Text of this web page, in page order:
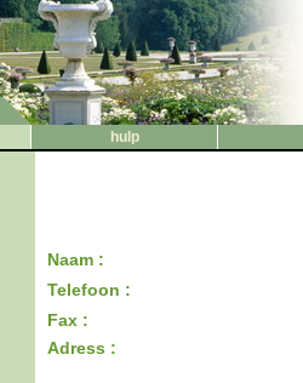
hulp
Naam :
Telefoon :
Fax :
Adress :